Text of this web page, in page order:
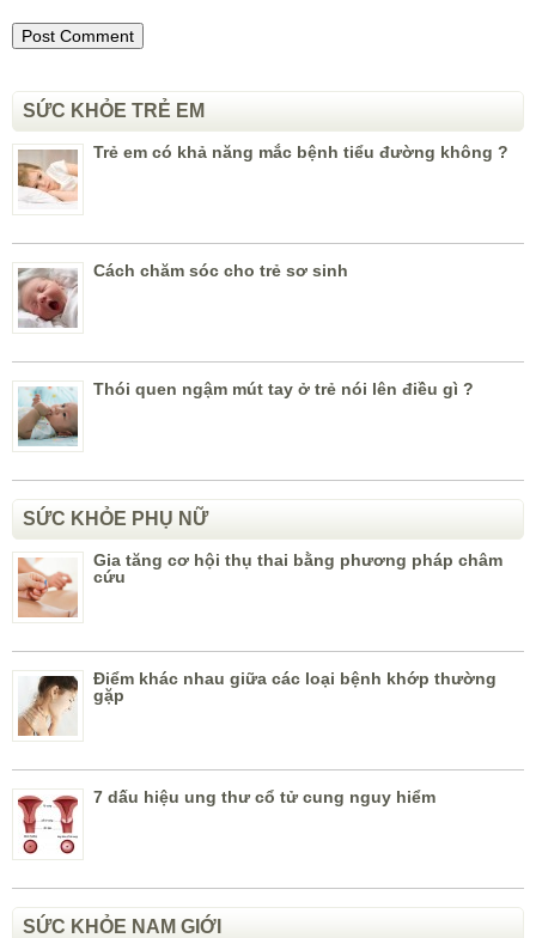
SỨC KHỎE TRẺ EM
Trẻ em có khả năng mắc bệnh tiểu đường không ?
Cách chăm sóc cho trẻ sơ sinh
Thói quen ngậm mút tay ở trẻ nói lên điều gì ?
SỨC KHỎE PHỤ NỮ
Gia tăng cơ hội thụ thai bằng phương pháp châm
cứu
Điểm khác nhau giữa các loại bệnh khớp thường
gặp
7 dấu hiệu ung thư cổ tử cung nguy hiểm
SỨC KHỎE NAM GIỚI